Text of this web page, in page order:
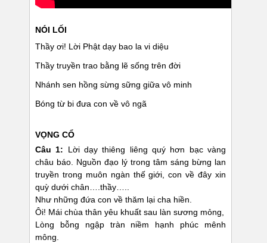
NÓI LỐI
Thầy ơi! Lời Phật dạy bao la vi diệu
Thầy truyền trao bằng lẽ sống trên đời
Nhánh sen hồng sừng sững giữa vô minh
Bóng từ bi đưa con về vô ngã
VỌNG CỔ
Câu 1: Lời dạy thiêng liêng quý hơn bạc vàng
châu báo. Nguồn đạo lý trong tâm sáng bừng lan
truyền trong muôn ngàn thế giới, con về đây xin
quỳ dưới chân….thầy…..
Như những đứa con về thăm lại cha hiền.
Ôi! Mái chùa thân yêu khuất sau làn sương mỏng,
Lòng bỗng ngập tràn niềm hạnh phúc mênh
mông.